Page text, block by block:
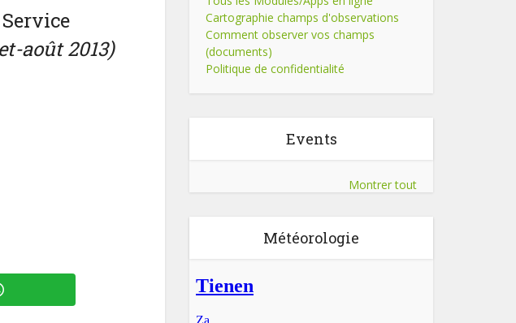
août 2013)
Cartographie champs d'observations
Comment observer vos champs
(documents)
Politique de confidentialité
Events
Montrer tout
Météorologie